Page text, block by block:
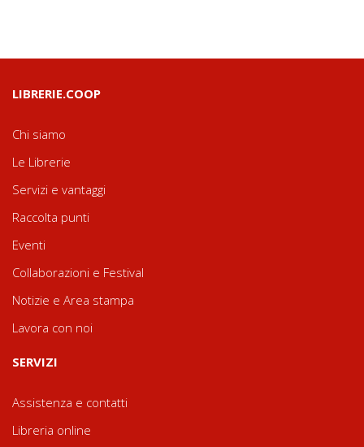
LIBRERIE.COOP
Chi siamo
Le Librerie
Servizi e vantaggi
Raccolta punti
Eventi
Collaborazioni e Festival
Notizie e Area stampa
Lavora con noi
SERVIZI
Assistenza e contatti
Libreria online